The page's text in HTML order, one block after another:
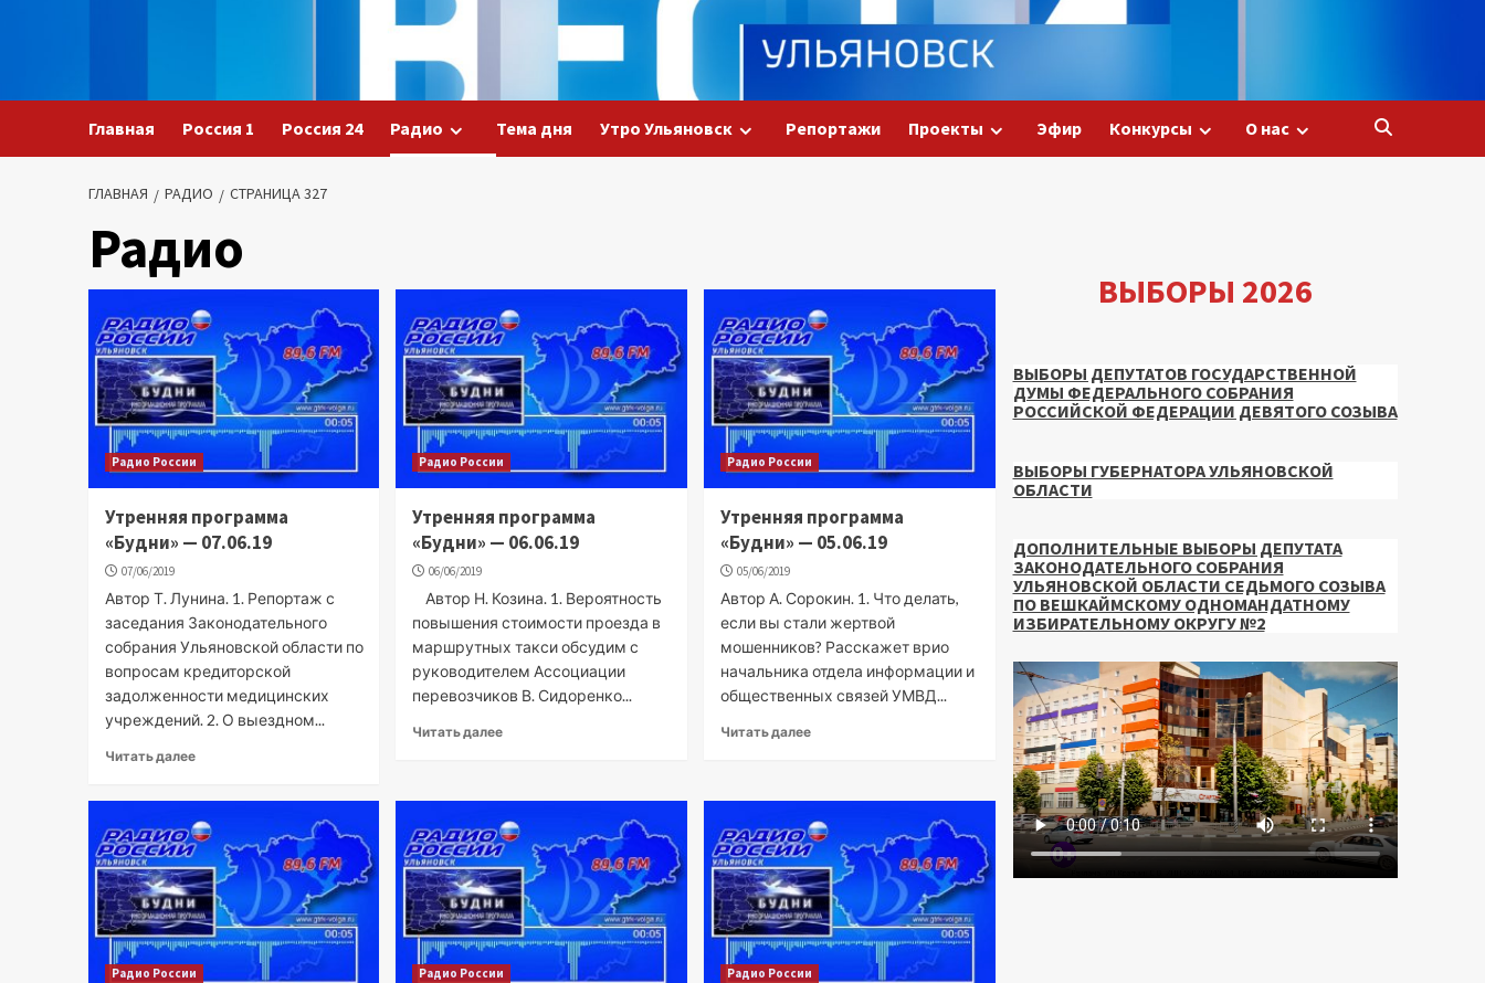
Главная Россия 1 Россия 24 Радио Тема дня Утро Ульяновск Репортажи Проекты Эфир Конкурсы О нас
ГЛАВНАЯ РАДИО СТРАНИЦА 327
Радио
Радио России
Утренняя программа
«Будни» — 07.06.19
07/06/2019
Автор Т. Лунина. 1. Репортаж с
заседания Законодательного
собрания Ульяновской области по
вопросам кредиторской
задолженности медицинских
учреждений. 2. О выездном...
Читать далее
Радио России
Утренняя программа
«Будни» — 06.06.19
06/06/2019
Автор Н. Козина. 1. Вероятность
повышения стоимости проезда в
маршрутных такси обсудим с
руководителем Ассоциации
перевозчиков В. Сидоренко...
Читать далее
Радио России
Утренняя программа
«Будни» — 05.06.19
05/06/2019
Автор А. Сорокин. 1. Что делать,
если вы стали жертвой
мошенников? Расскажет врио
начальника отдела информации и
общественных связей УМВД...
Читать далее
Радио России Радио России Радио России
ВЫБОРЫ 2026
ВЫБОРЫ ДЕПУТАТОВ ГОСУДАРСТВЕННОЙ
ДУМЫ ФЕДЕРАЛЬНОГО СОБРАНИЯ
РОССИЙСКОЙ ФЕДЕРАЦИИ ДЕВЯТОГО СОЗЫВА
ВЫБОРЫ ГУБЕРНАТОРА УЛЬЯНОВСКОЙ
ОБЛАСТИ
ДОПОЛНИТЕЛЬНЫЕ ВЫБОРЫ ДЕПУТАТА
ЗАКОНОДАТЕЛЬНОГО СОБРАНИЯ
УЛЬЯНОВСКОЙ ОБЛАСТИ СЕДЬМОГО СОЗЫВА
ПО ВЕШКАЙМСКОМУ ОДНОМАНДАТНОМУ
ИЗБИРАТЕЛЬНОМУ ОКРУГУ №2